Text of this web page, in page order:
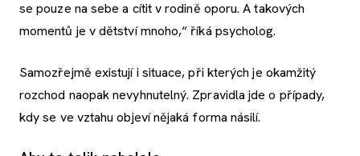
se pouze na sebe a cítit v rodině oporu. A takových
momentů je v dětství mnoho,“ říká psycholog.
Samozřejmě existují i situace, při kterých je okamžitý
rozchod naopak nevyhnutelný. Zpravidla jde o případy,
kdy se ve vztahu objeví nějaká forma násilí.